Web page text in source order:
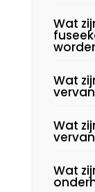
Wat
Wat
Wat
Wat